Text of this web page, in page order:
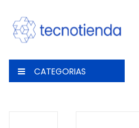
CATEGORIAS